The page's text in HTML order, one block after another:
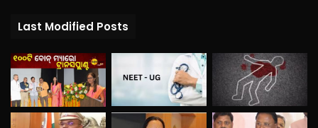
Last Modified Posts